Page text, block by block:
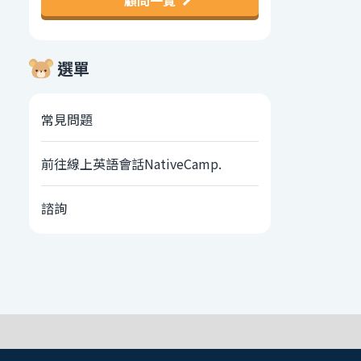
選單
常見問題
前往線上英語會話NativeCamp.
諮詢